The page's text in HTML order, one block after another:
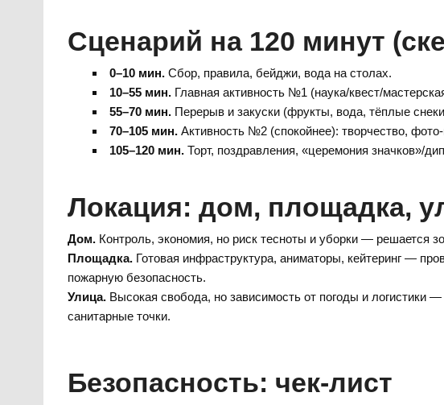
Сценарий на 120 минут
0–10 мин.Сбор, правила, бейджи, вода на столах.
10–55 мин.Главная активность №1 (наука/квест/
55–70 мин.Перерыв и закуски (фрукты, вода, тёплые
70–105 мин.Активность №2 (спокойнее): творчество, фото-
105–120 мин.Торт, поздравления, «церемония значков»/
Локация: дом, площадка,
Дом. Контроль, экономия, но риск тесноты и уборки — решается
Площадка. Готовая инфраструктура, аниматоры, кейтеринг —
пожарную безопасность.
Улица. Высокая свобода, но зависимость от погоды и логистики
санитарные точки.
Безопасность: чек-лист